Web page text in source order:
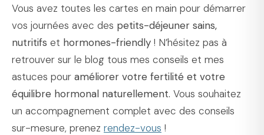
Vous avez toutes les cartes en main pour démarrer
vos journées avec des petits-déjeuner sains,
nutritifs et hormones-friendly ! N’hésitez pas à
retrouver sur le blog tous mes conseils et mes
astuces pour améliorer votre fertilité et votre
équilibre hormonal naturellement. Vous souhaitez
un accompagnement complet avec des conseils
sur-mesure, prenez rendez-vous !